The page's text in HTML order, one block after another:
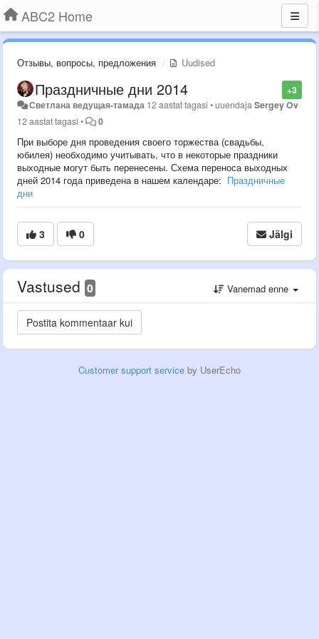
ABC2 Home
Отзывы, вопросы, предложения Uudised
+3
Праздничные дни 2014
Светлана ведущая-тамада 12 aastat tagasi •uuendajaSergey Ov
12 aastat tagasi • 0
При выборе дня проведения своего торжества (свадьбы,
юбилея) необходимо учитывать, что в некоторые праздники
выходные могут быть перенесены. Схема переноса выходных
дней 2014 года приведена в нашем календаре: Праздничные
дни
3 0 Jälgi
Vastused 0 Vanemad enne
Customer support service by UserEcho